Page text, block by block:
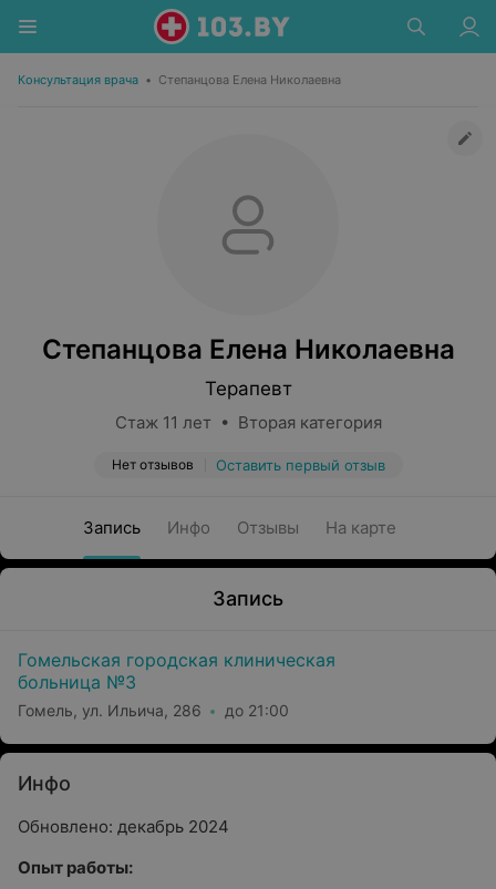
Консультация врача • Степанцова Елена Николаевна
Степанцова Елена Николаевна
Терапевт
Стаж 11 лет • Вторая категория
Нет отзывов Оставить первый отзыв
Запись Инфо Отзывы На карте
Запись
Гомельская городская клиническая
больница №3
Гомель, ул. Ильича, 286 до 21:00
Инфо
Обновлено: декабрь 2024
Опыт работы: